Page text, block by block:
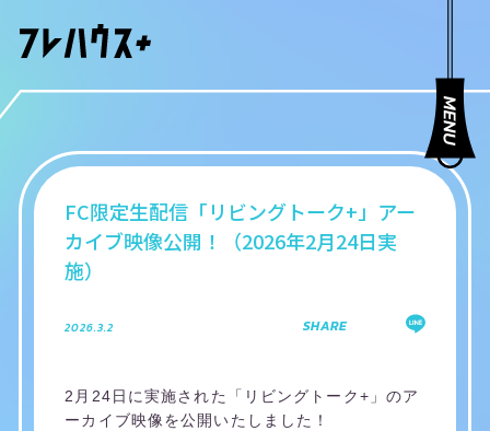
FC限定生配信「リビングトーク+」アー
カイブ映像公開！（2026年2月24日実
施）
2026.3.2 SHARE
2月24日に実施された「リビングトーク+」のア
ーカイブ映像を公開いたしました！